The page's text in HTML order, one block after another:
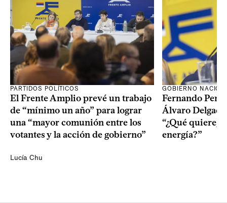
PARTIDOS POLÍTICOS
El Frente Amplio prevé un trabajo
de “mínimo un año” para lograr
una “mayor comunión entre los
votantes y la acción de gobierno”
Lucía Chu
GOBIERNO
Fernando
Álvaro
“¿Qué quiere,
energía?”